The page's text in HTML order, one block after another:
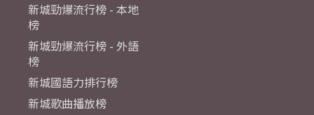
新城勁爆流行榜 - 本地
榜
新城勁爆流行榜 - 外語
榜
新城國語力排行榜
新城歌曲播放榜